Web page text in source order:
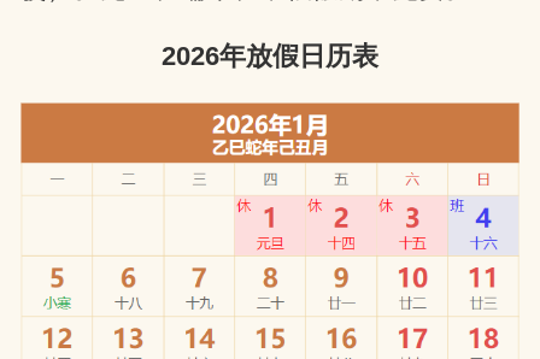
2026年放假日历表